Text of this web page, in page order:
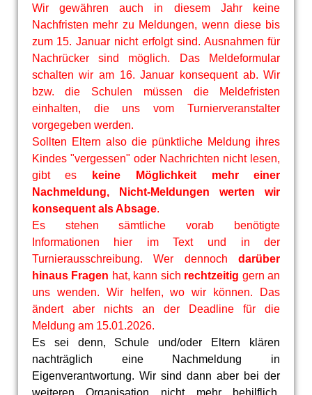
Wir gewähren auch in diesem Jahr keine
Nachfristen mehr zu Meldungen, wenn diese bis
zum 15. Januar nicht erfolgt sind. Ausnahmen für
Nachrücker sind möglich. Das Meldeformular
schalten wir am 16. Januar konsequent ab. Wir
bzw. die Schulen müssen die Meldefristen
einhalten, die uns vom Turnierveranstalter
vorgegeben werden.
Sollten Eltern also die pünktliche Meldung ihres
Kindes "vergessen" oder Nachrichten nicht lesen,
gibt es
keine Möglichkeit mehr einer
Nachmeldung,Nicht-Meldungen werten wir
konsequent als Absage.
Es stehen sämtliche vorab benötigte
Informationen hier im Text und in der
Turnierausschreibung. Wer dennoch darüber
hinaus Fragen hat, kann sich rechtzeitig gern an
uns wenden. Wir helfen, wo wir können. Das
ändert aber nichts an der Deadline für die
Meldung am 15.01.2026.
Es sei denn, Schule und/oder Eltern klären
nachträglich eine Nachmeldung in
Eigenverantwortung. Wir sind dann aber bei der
weiteren Organisation nicht mehr behilflich.